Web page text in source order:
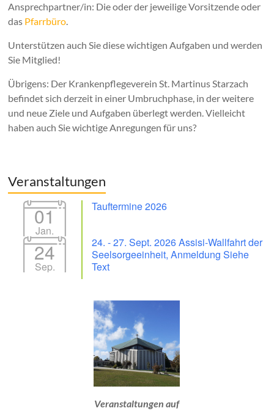
Ansprechpartner/in: Die oder der jeweilige Vorsitzende oder
das Pfarrbüro.
Unterstützen auch Sie diese wichtigen Aufgaben und werden
Sie Mitglied!
Übrigens: Der Krankenpflegeverein St. Martinus Starzach
befindet sich derzeit in einer Umbruchphase, in der weitere
und neue Ziele und Aufgaben überlegt werden. Vielleicht
haben auch Sie wichtige Anregungen für uns?
Veranstaltungen
01
Jan.
Tauftermine 2026
24
Sep.
24. - 27. Sept. 2026 Assisi-Wallfahrt der
Seelsorgeeinheit, Anmeldung Siehe
Text
Veranstaltungen auf